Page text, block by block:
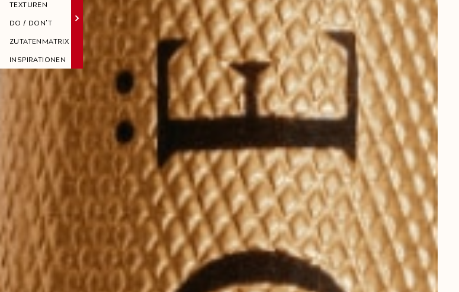
TEXTUREN
DO / DON'T
ZUTATENMATRIX
INSPIRATIONEN